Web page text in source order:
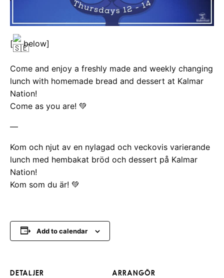
[ below]
Come and enjoy a freshly made and weekly changing
lunch with homemade bread and dessert at Kalmar
Nation!
Come as you are! 💚
—
Kom och njut av en nylagad och veckovis varierande
lunch med hembakat bröd och dessert på Kalmar
Nation!
Kom som du är! 💚
Add to calendar
DETALJER ARRANGÖR